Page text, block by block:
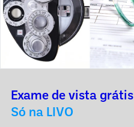
Exame de vista grátis
Só na LIVO